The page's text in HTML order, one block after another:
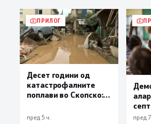
ПРИЛОГ
Десет години од
катастрофалните
поплави во Скопско:
22 лица
пред 5 ч. пред 7